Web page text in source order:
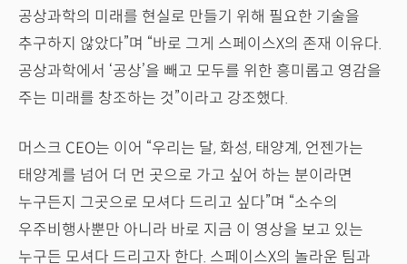
공상과학의 미래를 현실로 만들기 위해 필요한 기술을
추구하지 않았다”며 “바로 그게 스페이스X의 존재 이유다.
공상과학에서 ‘공상’을 빼고 모두를 위한 흥미롭고 영감을
주는 미래를 창조하는 것”이라고 강조했다.
머스크 CEO는 이어 “우리는 달, 화성, 태양계, 언젠가는
태양계를 넘어 더 먼 곳으로 가고 싶어 하는 분이라면
누구든지 그곳으로 모셔다 드리고 싶다”며 “소수의
우주비행사뿐만 아니라 바로 지금 이 영상을 보고 있는
누구든 모셔다 드리고자 한다. 스페이스X의 놀라운 팀과